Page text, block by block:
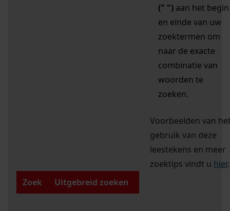
(" ") aan het begin
en einde van uw
zoektermen om
naar de exacte
combinatie van
woorden te
zoeken.
Voorbeelden van
gebruik van deze
leestekens en meer
zoektips vindt u hier.
Zoek
Uitgebreid zoeken